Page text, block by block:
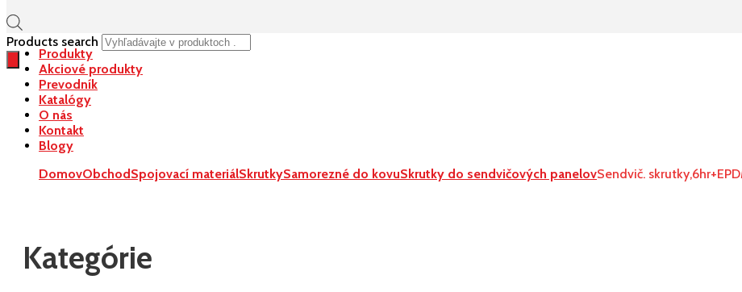
Products search
Produkty
Akciové produkty
Prevodník
Katalógy
O nás
Kontakt
Blogy
DomovObchodSpojovací materiálSkrutkySamorezné do kovuSkrutky do sendvičových panelovSendvič.
Kategórie